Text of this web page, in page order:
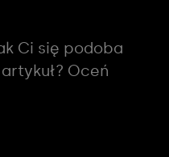
Ci się podoba
artykuł? Oceń